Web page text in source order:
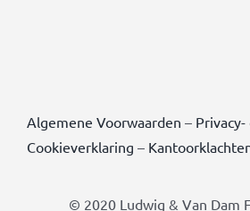
Algemene Voorwaarden – Privacy-
Cookieverklaring –
© 2020 Ludwig & Van Dam